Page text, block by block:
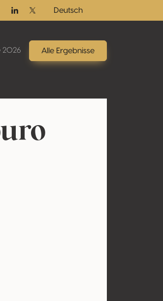
LinkedinTwitter / X
Deutsch
2026 Alle Ergebnisse